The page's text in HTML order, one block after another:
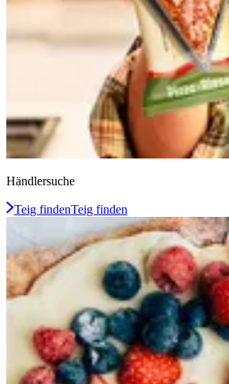
Händlersuche
Teig findenTeig finden